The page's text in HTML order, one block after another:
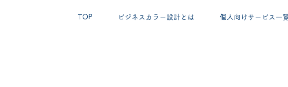
TOP ビジネスカラー設計とは 個人向けサービス一